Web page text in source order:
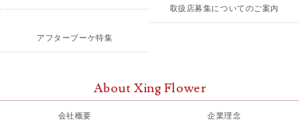
取扱店募集についてのご案内
アフターブーケ特集
About Xing Flower
会社概要 企業理念